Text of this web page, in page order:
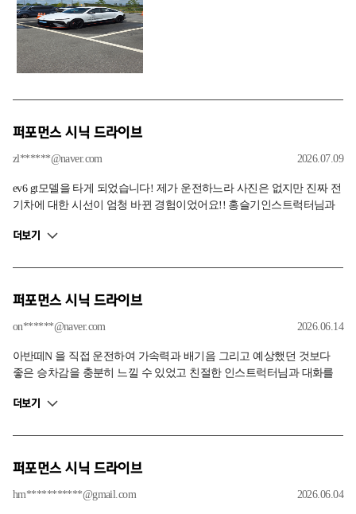
퍼포먼스 시닉 드라이브
zl******@naver.com 2026.07.09
ev6 gt모델을 타게 되었습니다! 제가 운전하느라 사진은 없지만 진짜 전
기차에 대한 시선이 엄청 바뀐 경험이었어요!! 홍슬기인스트럭터님과
험을 할 수 없겠구나 하는 생각을 정말 계속 하게끔 하는 그런 체험이었
더보기
퍼포먼스 시닉 드라이브
on******@naver.com 2026.06.14
아반떼N 을 직접 운전하여 가속력과 배기음 그리고 예상했던 것보다
좋은 승차감을 충분히 느낄 수 있었고 친절한 인스트럭터님과 대화를
더보기
퍼포먼스 시닉 드라이브
hm***********@gmail.com 2026.06.04